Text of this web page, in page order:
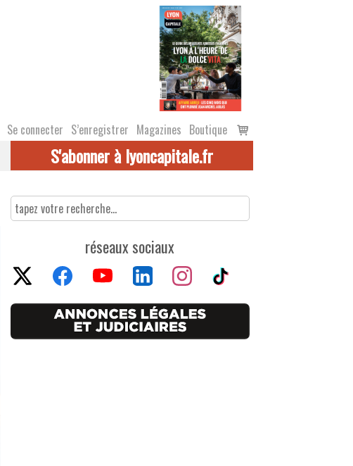
Se connecter S’enregistrer Magazines Boutique
Voir
le
S'abonner à lyoncapitale.fr
réseaux sociaux